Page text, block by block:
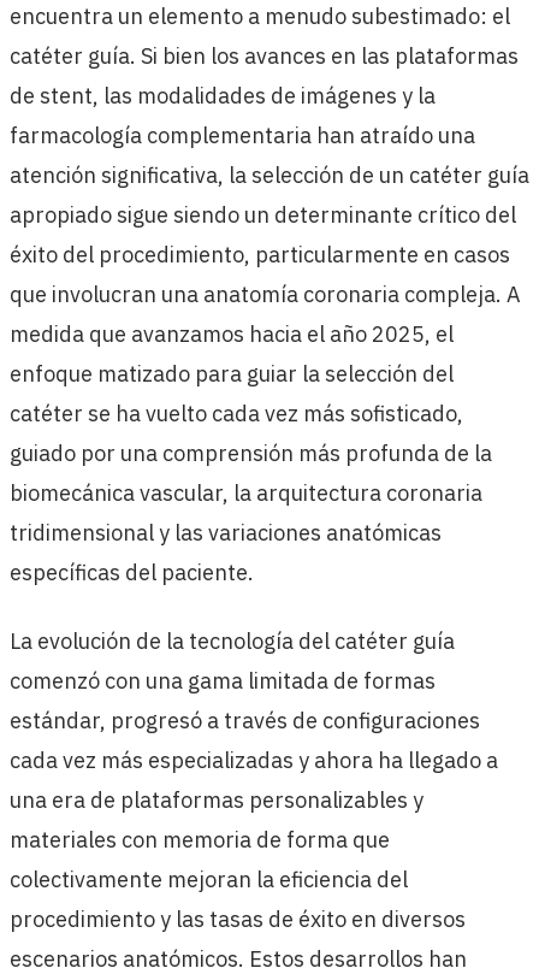
encuentra un elemento a menudo subestimado: el
catéter guía. Si bien los avances en las plataformas
de stent, las modalidades de imágenes y la
farmacología complementaria han atraído una
atención significativa, la selección de un catéter guía
apropiado sigue siendo un determinante crítico del
éxito del procedimiento, particularmente en casos
que involucran una anatomía coronaria compleja. A
medida que avanzamos hacia el año 2025, el
enfoque matizado para guiar la selección del
catéter se ha vuelto cada vez más sofisticado,
guiado por una comprensión más profunda de la
biomecánica vascular, la arquitectura coronaria
tridimensional y las variaciones anatómicas
específicas del paciente.
La evolución de la tecnología del catéter guía
comenzó con una gama limitada de formas
estándar, progresó a través de configuraciones
cada vez más especializadas y ahora ha llegado a
una era de plataformas personalizables y
materiales con memoria de forma que
colectivamente mejoran la eficiencia del
procedimiento y las tasas de éxito en diversos
escenarios anatómicos. Estos desarrollos han